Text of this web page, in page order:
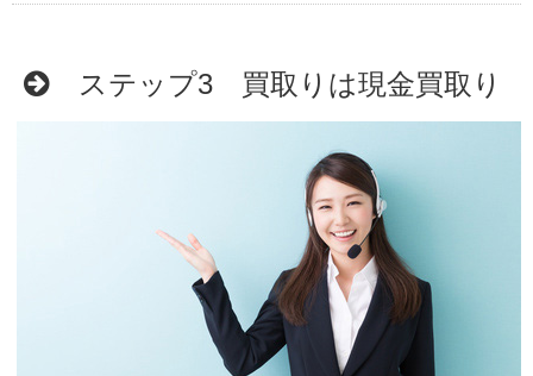
ステップ3 買取りは現金買取り